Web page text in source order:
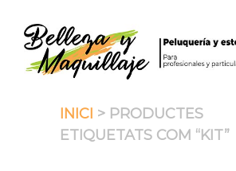
content
INICI > PRODUCTES
ETIQUETATS COM “KIT”